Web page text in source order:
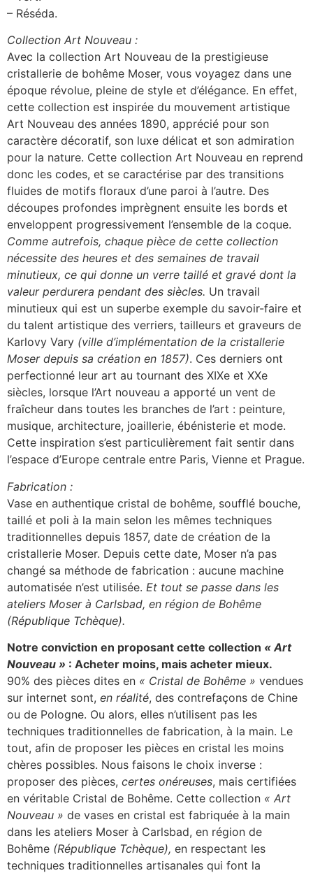
– Réséda.
Collection Art Nouveau :
Avec la collection Art Nouveau de la prestigieuse
cristallerie de bohême Moser, vous voyagez dans une
époque révolue, pleine de style et d’élégance. En effet,
cette collection est inspirée du mouvement artistique
Art Nouveau des années 1890, apprécié pour son
caractère décoratif, son luxe délicat et son admiration
pour la nature. Cette collection Art Nouveau en reprend
donc les codes, et se caractérise par des transitions
fluides de motifs floraux d’une paroi à l’autre. Des
découpes profondes imprègnent ensuite les bords et
enveloppent progressivement l’ensemble de la coque.
Comme autrefois, chaque pièce de cette collection
nécessite des heures et des semaines de travail
minutieux, ce qui donne un verre taillé et gravé dont la
valeur perdurera pendant des siècles. Un travail
minutieux qui est un superbe exemple du savoir-faire et
du talent artistique des verriers, tailleurs et graveurs de
Karlovy Vary (ville d’implémentation de la cristallerie
Moser depuis sa création en 1857). Ces derniers ont
perfectionné leur art au tournant des XIXe et XXe
siècles, lorsque l’Art nouveau a apporté un vent de
fraîcheur dans toutes les branches de l’art : peinture,
musique, architecture, joaillerie, ébénisterie et mode.
Cette inspiration s’est particulièrement fait sentir dans
l’espace d’Europe centrale entre Paris, Vienne et Prague.
Fabrication :
Vase en authentique cristal de bohême, soufflé bouche,
taillé et poli à la main selon les mêmes techniques
traditionnelles depuis 1857, date de création de la
cristallerie Moser. Depuis cette date, Moser n’a pas
changé sa méthode de fabrication : aucune machine
automatisée n’est utilisée. Et tout se passe dans les
ateliers Moser à Carlsbad, en région de Bohême
(République Tchèque).
Notre conviction en proposant cette collection « Art
Nouveau » : Acheter moins, mais acheter mieux.
90% des pièces dites en « Cristal de Bohême » vendues
sur internet sont, en réalité, des contrefaçons de Chine
ou de Pologne. Ou alors, elles n’utilisent pas les
techniques traditionnelles de fabrication, à la main. Le
tout, afin de proposer les pièces en cristal les moins
chères possibles. Nous faisons le choix inverse :
proposer des pièces, certes onéreuses, mais certifiées
en véritable Cristal de Bohême. Cette collection « Art
Nouveau » de vases en cristal est fabriquée à la main
dans les ateliers Moser à Carlsbad, en région de
Bohême (République Tchèque), en respectant les
techniques traditionnelles artisanales qui font la